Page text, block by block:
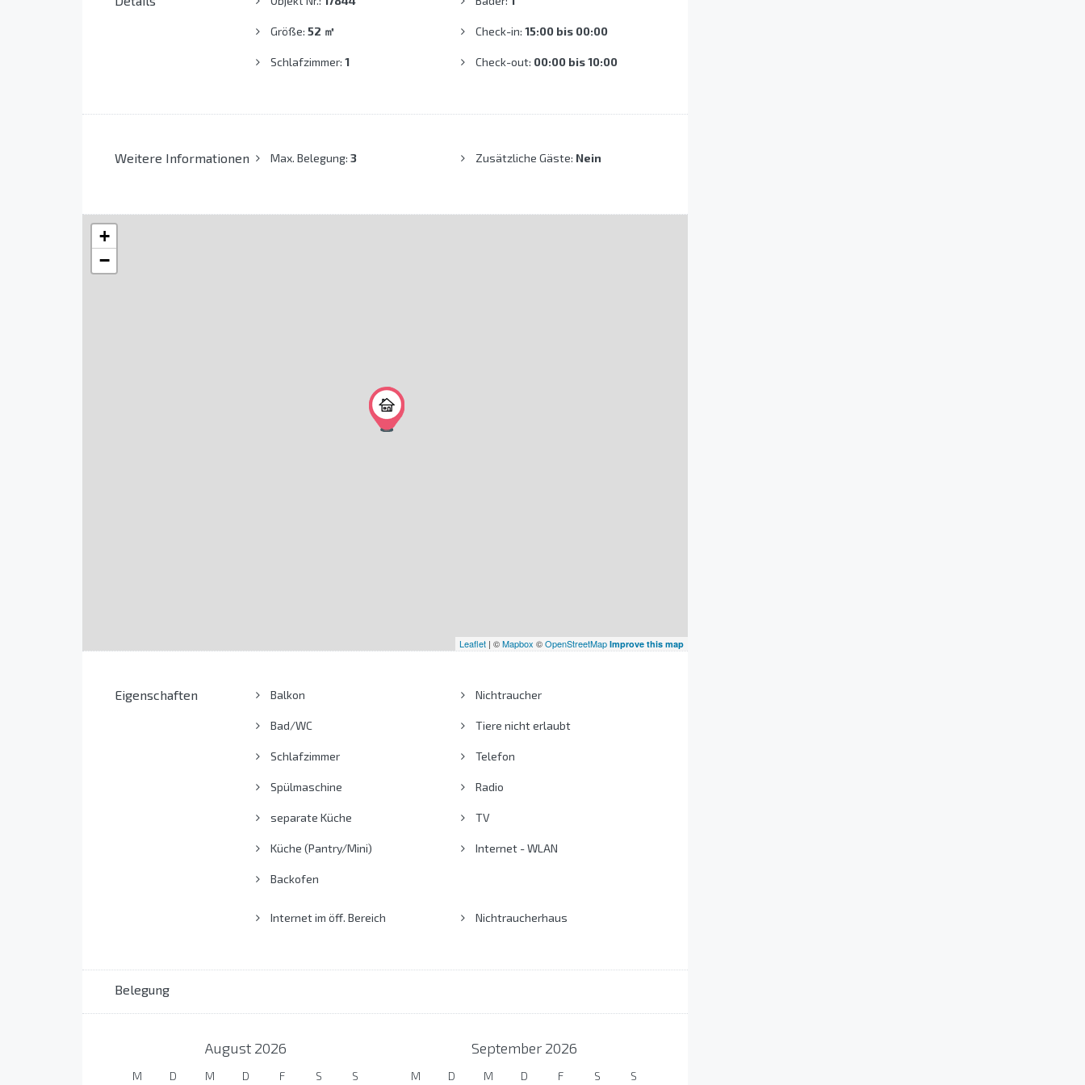
Größe: 52 ㎡
Schlafzimmer: 1
Check-in:15:00 bis 00:00
Check-out: 00:00 bis 10:00
Weitere Informationen Max. Belegung: 3 Zusätzliche Gäste: Nein
+
−
Leaflet | ©Mapbox ©OpenStreetMap Improve this map
Eigenschaften Balkon
Bad/WC
Schlafzimmer
Spülmaschine
separate Küche
Küche (Pantry/Mini)
Backofen
Nichtraucher
Tiere nicht erlaubt
Telefon
Radio
TV
Internet - WLAN
Internet im öff. Bereich Nichtraucherhaus
Belegung
August 2026
M D M D F S S
September 2026
M D M D F S S